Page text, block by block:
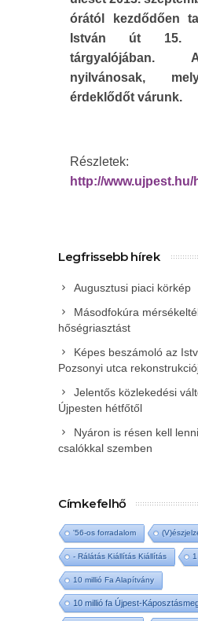
órától kezdődően
István út 15.
tárgyalójában.
nyilvánosak,
érdeklődőt várunk.
Részletek:
http://
Legfrissebb hírek
Augusztusi piaci körkép
Másodfokúra
hőségriasztást
Képes beszámoló az
Pozsonyi utca
Jelentős közlekedési
Újpesten hétfőtől
Nyáron is résen kell
csalókkal szemben
Címkefelhő
'56-os forradalom
- Rálátás Kiállítás Kiállítás
10 millió Fa Alapítvány
10 millió fa Újpest-